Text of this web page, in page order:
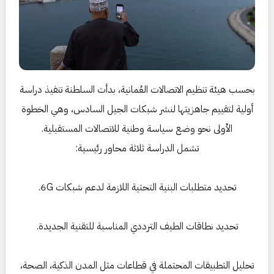
بحسب هيئة تنظيم الاتصالات العُمانية، بدأت السلطنة تنفيذ دراسة
أولية لتقييم جاهزيتها لنشر شبكات الجيل السادس، وهي الخطوة
الأولى نحو وضع سياسة وطنية للاتصالات المستقبلية.
تشمل الدراسة ثلاثة محاور رئيسية:
تحديد متطلبات البنية التحتية اللازمة لدعم شبكات 6G.
تحديد نطاقات الطيف الترددي المناسبة للتقنية الجديدة.
تحليل التطبيقات المحتملة في قطاعات مثل المدن الذكية، الصحة،